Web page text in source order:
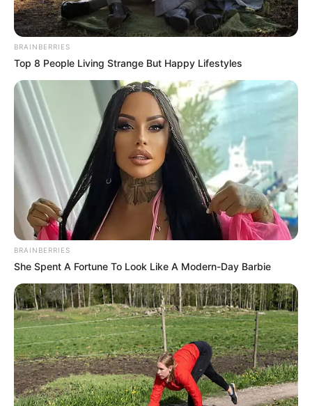
BRAINBERRIES
Top 8 People Living Strange But Happy Lifestyles
BRAINBERRIES
She Spent A Fortune To Look Like A Modern-Day Barbie